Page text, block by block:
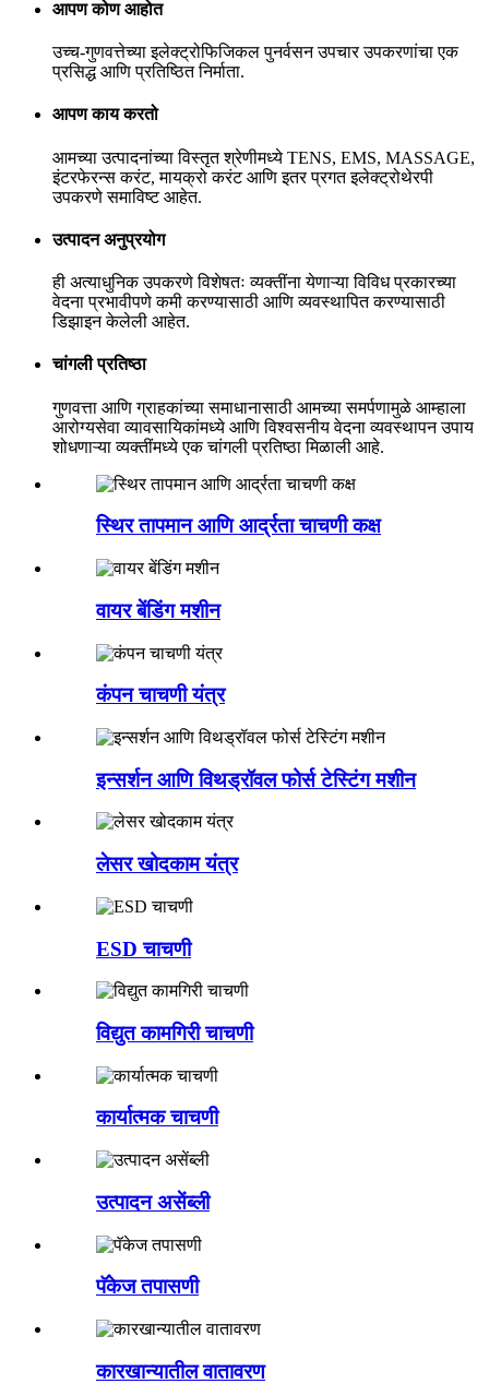
आपण कोण आहोत
उच्च-गुणवत्तेच्या इलेक्ट्रोफिजिकल पुनर्वसन उपचार उपकरणांचा एक
प्रसिद्ध आणि प्रतिष्ठित निर्माता.
आपण काय करतो
आमच्या उत्पादनांच्या विस्तृत श्रेणीमध्ये TENS, EMS, MASSAGE,
इंटरफेरन्स करंट, मायक्रो करंट आणि इतर प्रगत इलेक्ट्रोथेरपी
उपकरणे समाविष्ट आहेत.
उत्पादन अनुप्रयोग
ही अत्याधुनिक उपकरणे विशेषतः व्यक्तींना येणाऱ्या विविध प्रकारच्या
वेदना प्रभावीपणे कमी करण्यासाठी आणि व्यवस्थापित करण्यासाठी
डिझाइन केलेली आहेत.
चांगली प्रतिष्ठा
गुणवत्ता आणि ग्राहकांच्या समाधानासाठी आमच्या समर्पणामुळे आम्हाला
आरोग्यसेवा व्यावसायिकांमध्ये आणि विश्वसनीय वेदना व्यवस्थापन उपाय
शोधणाऱ्या व्यक्तींमध्ये एक चांगली प्रतिष्ठा मिळाली आहे.
स्थिर तापमान आणि आर्द्रता चाचणी कक्ष
वायर बेंडिंग मशीन
कंपन चाचणी यंत्र
इन्सर्शन आणि विथड्रॉवल फोर्स टेस्टिंग मशीन
लेसर खोदकाम यंत्र
ESD चाचणी
विद्युत कामगिरी चाचणी
कार्यात्मक चाचणी
उत्पादन असेंब्ली
पॅकेज तपासणी
कारखान्यातील वातावरण